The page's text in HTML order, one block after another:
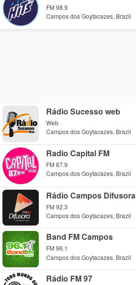
FM 98.9
Campos dos Goytacazes, Brazil
Rádio Sucesso web
Web
Campos dos Goytacazes, Brazil
Radio Capital FM
FM 87.9
Campos dos Goytacazes, Brazil
Rádio Campos Difusora
FM 92.3
Campos dos Goytacazes, Brazil
Band FM Campos
FM 96.1
Campos dos Goytacazes, Brazil
Rádio FM 97